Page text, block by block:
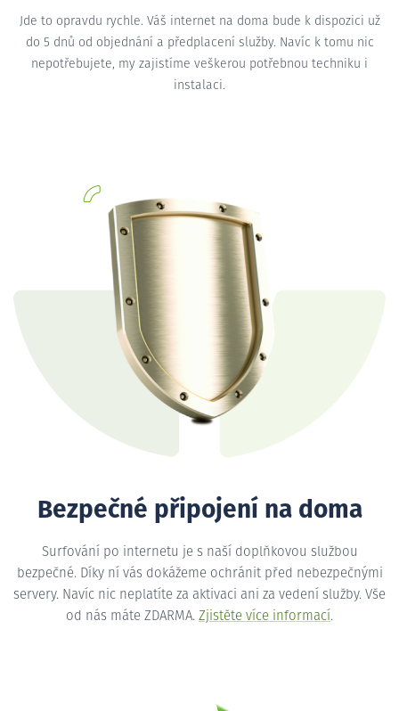
Jde to opravdu rychle. Váš internet na doma bude k dispozici už
do 5 dnů od objednání a předplacení služby. Navíc k tomu nic
nepotřebujete, my zajistíme veškerou potřebnou techniku i
instalaci.
Bezpečné připojení na doma
Surfování po internetu je s naší doplňkovou službou
bezpečné. Díky ní vás dokážeme ochránit před nebezpečnými
servery. Navíc nic neplatíte za aktivaci ani za vedení služby. Vše
od nás máte ZDARMA. Zjistěte více informací.